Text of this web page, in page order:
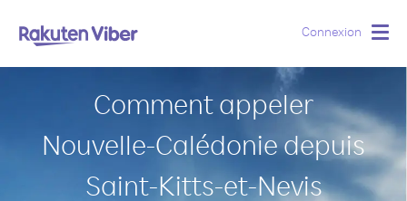
Connexion
Comment appeler
Nouvelle-Calédonie depuis
Saint-Kitts-et-Nevis